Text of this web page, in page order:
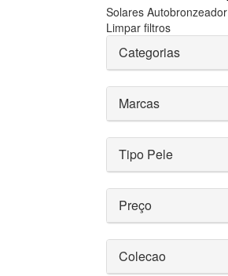
Solares Autobronzeador
Limpar filtros
Categorias
Marcas
Tipo Pele
Preço
Colecao